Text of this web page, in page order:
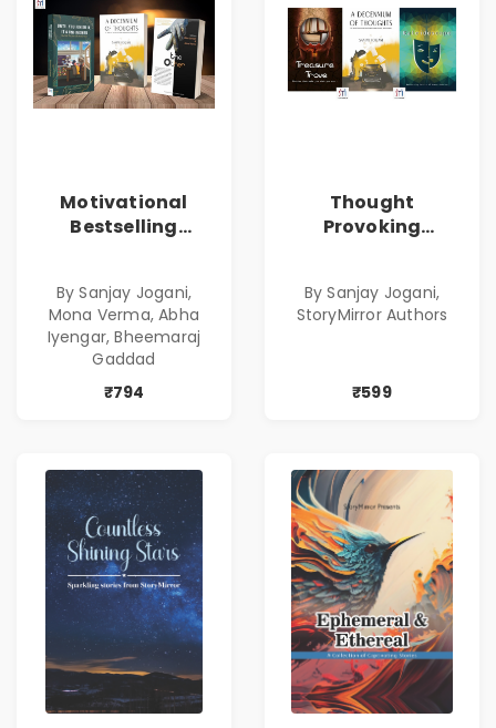
Motivational
Bestselling
By Sanjay Jogani,
Mona Verma, Abha
Iyengar, Bheemaraj
Gaddad
₹794
Thought
Provoking
By Sanjay Jogani,
StoryMirror Authors
₹599